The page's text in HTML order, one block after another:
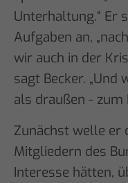
Unterhaltung.“ Er
Aufgaben an,
wir auch in der
sagt Becker.
als draußen - zum
Zunächst welle er
Mitgliedern des
Interesse hätten,